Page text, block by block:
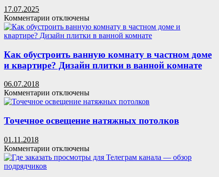
и
фото
17.07.2025
Комментарии к
записи
Рост
опроса
в
Телеграме
к
настоящей
отключены
Как обустроить ванную комнату в частном доме
и квартире? Дизайн плитки в ванной комнате
06.07.2018
Комментарии к
записи
обустроить
ванную
частном
доме
отключены
Точечное освещение натяжных потолков
01.11.2018
Комментарии к
записи
отключены